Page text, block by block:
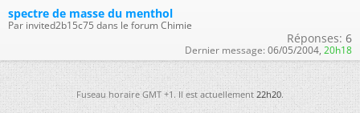
spectre de masse du menthol
Par invited2b15c75 dans le forum Chimie
Réponses: 6
Dernier message: 06/05/2004, 20h18
Fuseau horaire GMT +1. Il est actuellement22h20.